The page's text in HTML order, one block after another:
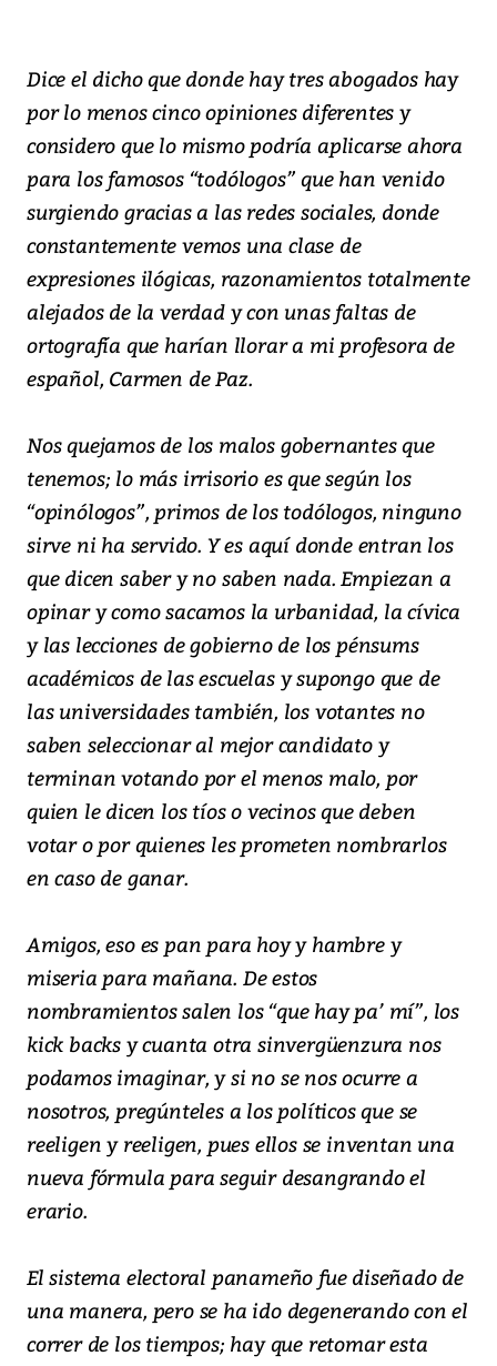
Dice el dicho que donde hay tres abogados hay
por lo menos cinco opiniones diferentes y
considero que lo mismo podría aplicarse ahora
para los famosos “todólogos” que han venido
surgiendo gracias a las redes sociales, donde
constantemente vemos una clase de
expresiones ilógicas, razonamientos totalmente
alejados de la verdad y con unas faltas de
ortografía que harían llorar a mi profesora de
español, Carmen de Paz.
Nos quejamos de los malos gobernantes que
tenemos; lo más irrisorio es que según los
“opinólogos”, primos de los todólogos, ninguno
sirve ni ha servido. Y es aquí donde entran los
que dicen saber y no saben nada. Empiezan a
opinar y como sacamos la urbanidad, la cívica
y las lecciones de gobierno de los pénsums
académicos de las escuelas y supongo que de
las universidades también, los votantes no
saben seleccionar al mejor candidato y
terminan votando por el menos malo, por
quien le dicen los tíos o vecinos que deben
votar o por quienes les prometen nombrarlos
en caso de ganar.
Amigos, eso es pan para hoy y hambre y
miseria para mañana. De estos
nombramientos salen los “que hay pa’ mí”, los
kick backs y cuanta otra sinvergüenzura nos
podamos imaginar, y si no se nos ocurre a
nosotros, pregúnteles a los políticos que se
reeligen y reeligen, pues ellos se inventan una
nueva fórmula para seguir desangrando el
erario.
El sistema electoral panameño fue diseñado de
una manera, pero se ha ido degenerando con el
correr de los tiempos; hay que retomar esta